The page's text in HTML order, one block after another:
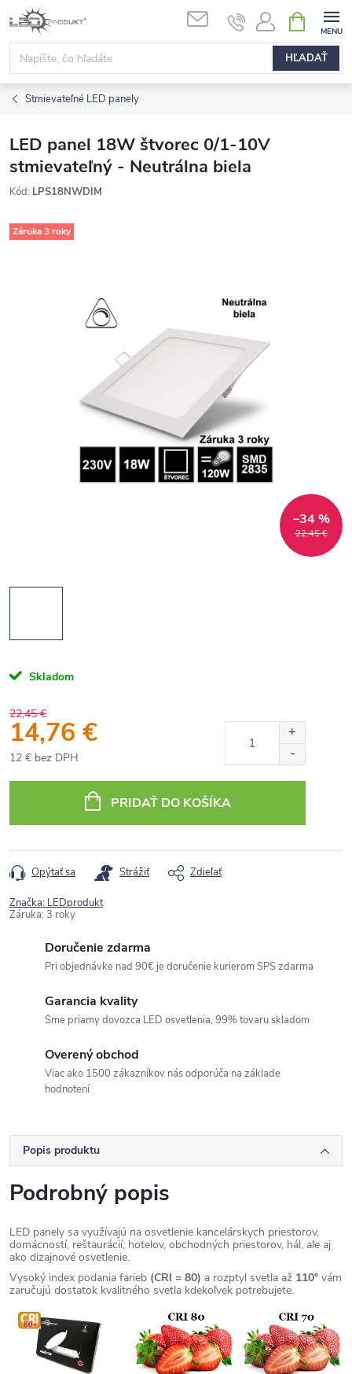
Prejsť
na
obsah
HĽADAŤ
KOŠÍK
Stmievateľné LED panely
LED panel 18W štvorec 0/1-10V
stmievateľný - Neutrálna biela
Kód: LPS18NWDIM
Záruka 3 roky
22,45 €
–34 %
Skladom
22,45 €
14,76 €
12 € bez DPH
cena:
PRIDAŤ DO KOŠÍKA
Opýtať sa Strážiť Zdieľať
Značka: LEDprodukt
Záruka: 3 roky
Doručenie zdarma
Pri objednávke nad 90€ je doručenie kurierom SPS zdarma
Garancia kvality
Sme priamy dovozca LED osvetlenia, 99% tovaru skladom
Overený obchod
Viac ako 1500 zákazníkov nás odporúča na základe
hodnotení
Popis produktu
Podrobný popis
LED panely sa využívajú na osvetlenie kancelárskych priestorov,
domácností, reštaurácií, hotelov, obchodných priestorov, hál, ale aj
ako dizajnové osvetlenie.
Vysoký index podania farieb (CRI = 80) a rozptyl svetla až 110° vám
zaručujú dostatok kvalitného svetla kdekoľvek potrebujete.